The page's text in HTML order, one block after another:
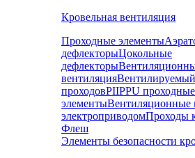
Кровельная вентиляция
Проходные элементы
дефлекторыЦокольные
дефлекторы
вентиляция
проходовPIIPPU проходные
элементыВентиляционные
электроприводомПроходы
Флеш
Элементы безопасности